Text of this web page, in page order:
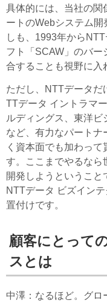
具体的には、当社の関
ートのWebシステム
しも、1993年から
フト「SCAW」のバ
合することも視野に入
ただし、NTTデータだ
TTデータ イントラマ
ルディングス、東洋
など、有力なパートナ
く資本面でも加わっ
す。ここまでやるなら
開発しようということ
NTTデータ ビズイン
置付けです。
顧客にとって
スとは
中澤 ：なるほど。グ